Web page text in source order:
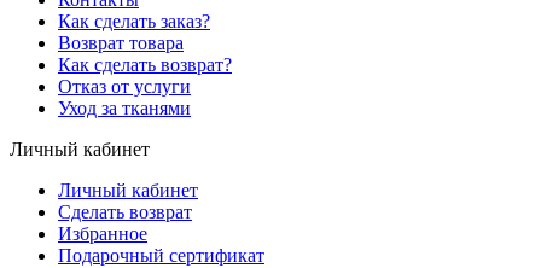
Как сделать заказ?
Возврат товара
Как сделать возврат?
Отказ от услуги
Уход за тканями
Личный кабинет
Личный кабинет
Сделать возврат
Избранное
Подарочный сертификат